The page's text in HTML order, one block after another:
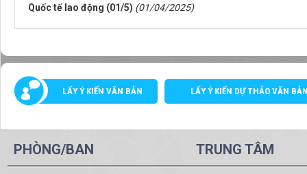
Quốc tế lao động (01/5) (01/04/2025)
LẤY Ý KIẾN VĂN BẢN LẤY Ý KIẾN DỰ THẢO VĂN
PHÒNG/BAN TRUNG TÂM